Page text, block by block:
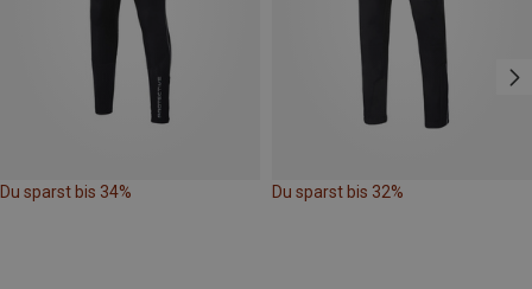
Du sparst bis 34% Du sparst bis 32%